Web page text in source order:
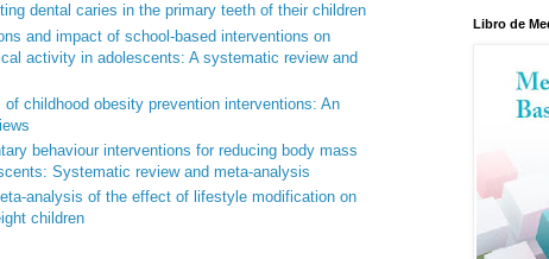
dental caries in the primary teeth of their children
and impact of school-based interventions on
activity in adolescents: A systematic review and
of childhood obesity prevention interventions: An
behaviour interventions for reducing body mass
Systematic review and meta-analysis
analysis of the effect of lifestyle modification on
children
Libro de